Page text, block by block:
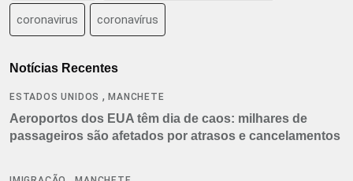
coronavirus coronavírus
Notícias Recentes
ESTADOS UNIDOS ,MANCHETE
Aeroportos dos EUA têm dia de caos: milhares de
passageiros são afetados por atrasos e cancelamentos